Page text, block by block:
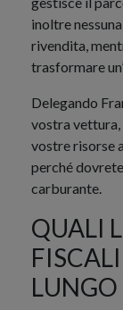
inoltre
rivendita,
trasformare
Delegando
vostra
vostre risorse
perché
carburante.
QUALI